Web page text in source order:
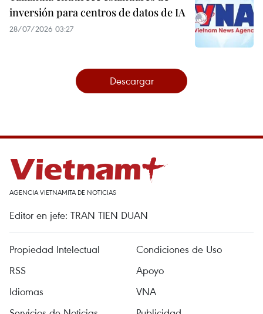
inversión para centros de datos de IA
28/07/2026 03:27
Descargar
AGENCIA VIETNAMITA DE NOTICIAS
Editor en jefe: TRAN TIEN DUAN
Propiedad Intelectual
Condiciones de Uso
RSS
Apoyo
Idiomas
VNA